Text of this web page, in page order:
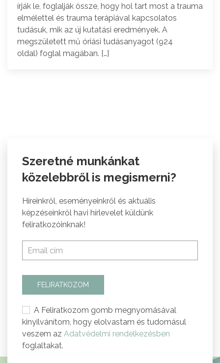
írják le, foglalják össze, hogy hol tart most a trauma
elmélettel és trauma terápiával kapcsolatos
tudásuk, mik az új kutatási eredmények. A
megszületett mű óriási tudásanyagot (924
oldal) foglal magában. […]
Szeretné munkánkat
közelebbről is megismerni?
Híreinkről, eseményeinkről és aktuális
képzéseinkről havi hírlevelet küldünk
feliratkozóinknak!
FELIRATKOZOM
A Feliratkozom gomb megnyomásával
kinyilvánítom, hogy elolvastam és tudomásul
veszem az Adatvédelmi rendelkezésben
foglaltakat.